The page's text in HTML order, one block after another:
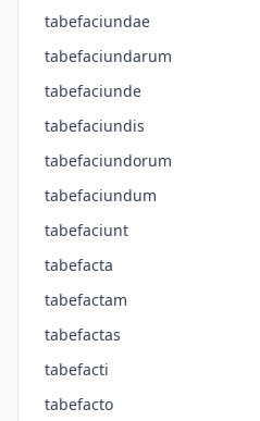
tabefaciundae
tabefaciundarum
tabefaciunde
tabefaciundis
tabefaciundorum
tabefaciundum
tabefaciunt
tabefacta
tabefactam
tabefactas
tabefacti
tabefacto